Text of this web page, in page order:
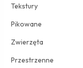
Tekstury
Pikowane
Zwierzęta
Przestrzenne